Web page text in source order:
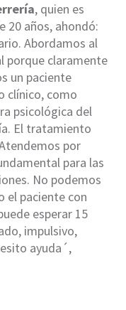
, quien es
20 años, ahondó:
Abordamos al
porque claramente
un paciente
clínico, como
psicológica del
El tratamiento
por
para las
No podemos
el paciente con
esperar 15
impulsivo,
ayuda´,